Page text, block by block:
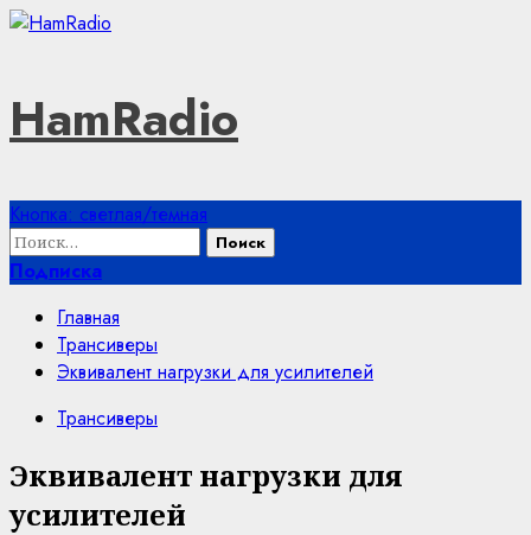
Перейти
HamRadio
Основное
меню
Кнопка: светлая/темная
Найти:
Подписка
Главная
Трансиверы
Эквивалент нагрузки для усилителей
Трансиверы
Эквивалент нагрузки для
усилителей